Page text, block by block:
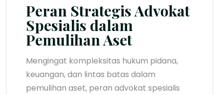
Peran Strategis Advokat
Spesialis dalam
Pemulihan Aset
Mengingat kompleksitas hukum pidana,
keuangan, dan lintas batas dalam
pemulihan aset, peran advokat spesialis